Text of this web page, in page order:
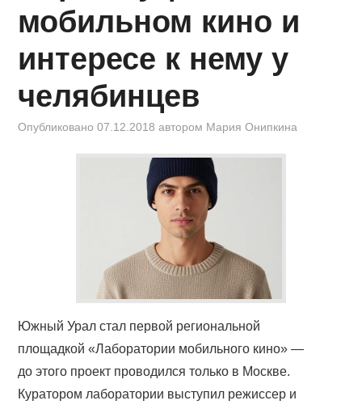
КОНТАКТЫ
ВОЙТИ
мобильном кино и
интересе к нему у
челябинцев
Опубликовано07.12.2018 автором Мария Онипкина
Южный Урал стал первой региональной
площадкой «Лаборатории мобильного кино» —
до этого проект проводился только в Москве.
Куратором лаборатории выступил режиссер и